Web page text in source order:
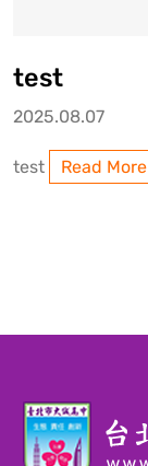
test
2025.08.07
test Read More